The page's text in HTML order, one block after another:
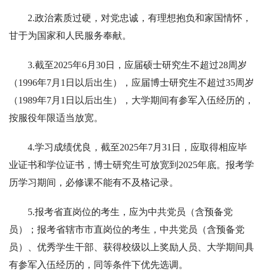
2.政治素质过硬，对党忠诚，有理想抱负和家国情怀，
甘于为国家和人民服务奉献。
3.截至2025年6月30日，应届硕士研究生不超过28周岁
（1996年7月1日以后出生），应届博士研究生不超过35周岁
（1989年7月1日以后出生），大学期间有参军入伍经历的，
按服役年限适当放宽。
4.学习成绩优良，截至2025年7月31日，应取得相应毕
业证书和学位证书，博士研究生可放宽到2025年底。报考学
历学习期间，必修课不能有不及格记录。
5.报考省直岗位的考生，应为中共党员（含预备党
员）；报考省辖市市直岗位的考生，中共党员（含预备党
员）、优秀学生干部、获得校级以上奖励人员、大学期间具
有参军入伍经历的，同等条件下优先选调。